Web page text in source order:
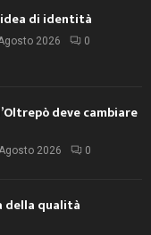
di identità
2026 0
deve cambiare
2026 0
della qualità